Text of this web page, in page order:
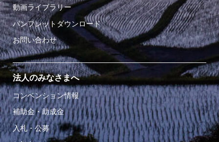
動画ライブラリー
パンフレットダウンロード
お問い合わせ
法人のみなさまへ
コンベンション情報
補助金・助成金
入札・公募